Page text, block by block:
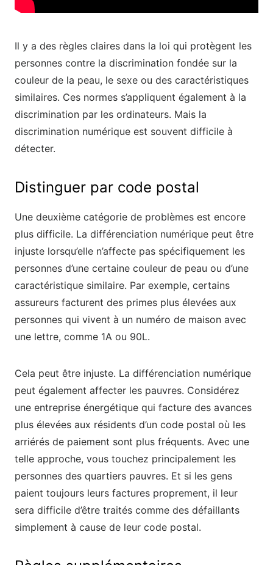
Il y a des règles claires dans la loi qui protègent les
personnes contre la discrimination fondée sur la
couleur de la peau, le sexe ou des caractéristiques
similaires. Ces normes s’appliquent également à la
discrimination par les ordinateurs. Mais la
discrimination numérique est souvent difficile à
détecter.
Distinguer par code postal
Une deuxième catégorie de problèmes est encore
plus difficile. La différenciation numérique peut être
injuste lorsqu’elle n’affecte pas spécifiquement les
personnes d’une certaine couleur de peau ou d’une
caractéristique similaire. Par exemple, certains
assureurs facturent des primes plus élevées aux
personnes qui vivent à un numéro de maison avec
une lettre, comme 1A ou 90L.
Cela peut être injuste. La différenciation numérique
peut également affecter les pauvres. Considérez
une entreprise énergétique qui facture des avances
plus élevées aux résidents d’un code postal où les
arriérés de paiement sont plus fréquents. Avec une
telle approche, vous touchez principalement les
personnes des quartiers pauvres. Et si les gens
paient toujours leurs factures proprement, il leur
sera difficile d’être traités comme des défaillants
simplement à cause de leur code postal.